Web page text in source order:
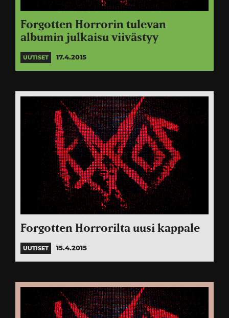
Forgotten Horrorin tulevan
albumin julkaisu viivästyy
UUTISET 17.4.2015
Forgotten Horrorilta uusi kappale
UUTISET 15.4.2015